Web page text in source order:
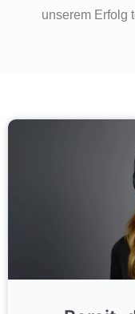
unserem Erfolg